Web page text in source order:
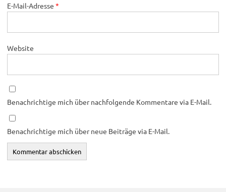
E-Mail-Adresse *
Website
Benachrichtige mich über nachfolgende Kommentare via E-Mail.
Benachrichtige mich über neue Beiträge via E-Mail.